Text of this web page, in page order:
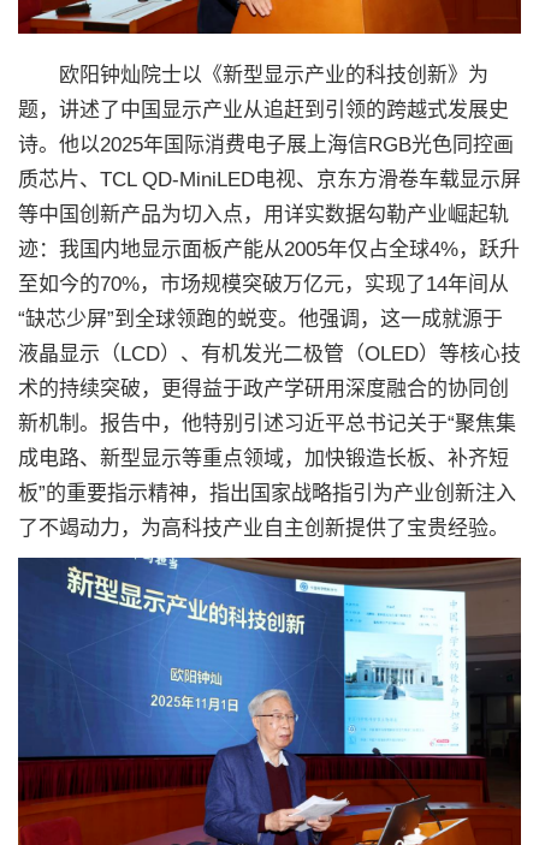
欧阳钟灿院士以《新型显示产业的科技创新》为
题，讲述了中国显示产业从追赶到引领的跨越式发展史
诗。他以2025年国际消费电子展上海信RGB光色同控画
质芯片、TCL QD-MiniLED电视、京东方滑卷车载显示屏
等中国创新产品为切入点，用详实数据勾勒产业崛起轨
迹：我国内地显示面板产能从2005年仅占全球4%，跃升
至如今的70%，市场规模突破万亿元，实现了14年间从
“缺芯少屏”到全球领跑的蜕变。他强调，这一成就源于
液晶显示（LCD）、有机发光二极管（OLED）等核心技
术的持续突破，更得益于政产学研用深度融合的协同创
新机制。报告中，他特别引述习近平总书记关于“聚焦集
成电路、新型显示等重点领域，加快锻造长板、补齐短
板”的重要指示精神，指出国家战略指引为产业创新注入
了不竭动力，为高科技产业自主创新提供了宝贵经验。